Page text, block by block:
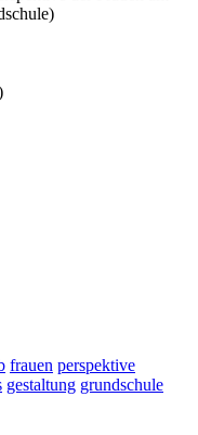
frauen perspektive
gestaltung grundschule